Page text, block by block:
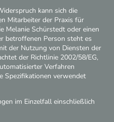
kann sich die
Mitarbeiter der Praxis für
Melanie Schürstedt oder einen
betroffenen Person steht es
der Nutzung von Diensten der
der Richtlinie 2002/58/EG,
Verfahren
Spezifikationen verwendet
im Einzelfall einschließlich